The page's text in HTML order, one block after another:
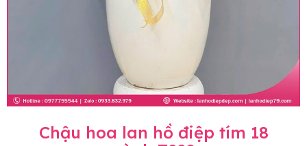
Chậu hoa lan hồ điệp tím 18